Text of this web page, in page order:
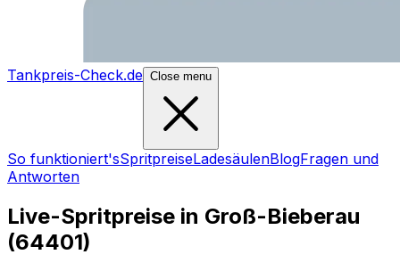
Tankpreis-Check.de Close menu
So funktioniert'sSpritpreiseLadesäulenBlogFragen und
Antworten
Live-Spritpreise in Groß-Bieberau
(64401)